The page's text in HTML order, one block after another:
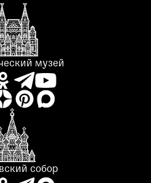
музей
собор